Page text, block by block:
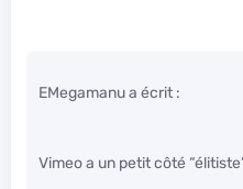
EMegamanu a écrit :
Vimeo a un petit côté